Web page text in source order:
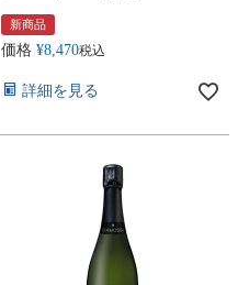
新商品
価格 ¥8,470税込
詳細を見る